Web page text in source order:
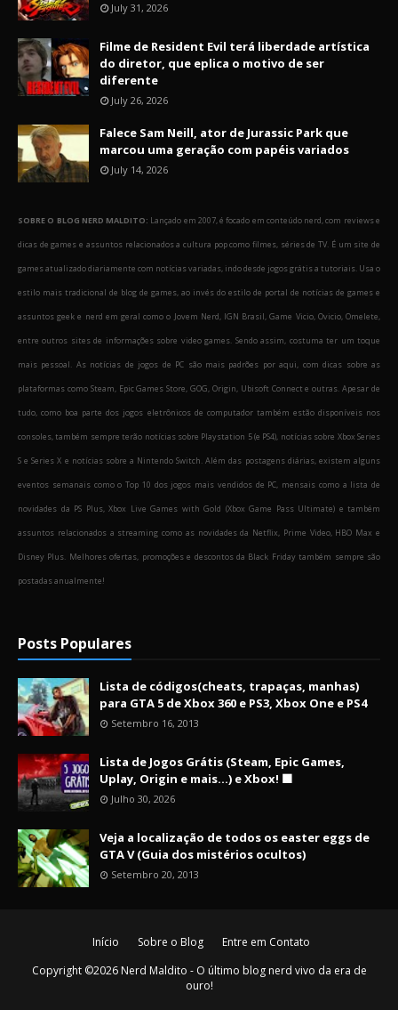
July 31, 2026
Filme de Resident Evil terá liberdade artística
do diretor, que eplica o motivo de ser
diferente
July 26, 2026
Falece Sam Neill, ator de Jurassic Park que
marcou uma geração com papéis variados
July 14, 2026
SOBRE O BLOG NERD MALDITO: Lançado em 2007, é focado em conteúdo nerd, com reviews e
dicas de games e assuntos relacionados a cultura pop como filmes, séries de TV. É um site de
games atualizado diariamente com notícias variadas, indo desde jogos grátis a tutoriais. Usa o
estilo mais tradicional de blog de games, ao invés do estilo de portal de notícias de games e
assuntos geek e nerd em geral como o Jovem Nerd, IGN Brasil, Game Vicio, Ovicio, Omelete,
entre outros sites de informações sobre video games. Sendo assim, costuma ter um toque
mais pessoal. As notícias de jogos de PC são mais padrões por aqui, com dicas sobre as
plataformas como Steam, Epic Games Store, GOG, Origin, Ubisoft Connect e outras. Apesar de
tudo, como boa parte dos jogos eletrônicos de computador também estão disponíveis nos
consoles, também sempre terão notícias sobre Playstation 5 (e PS4), notícias sobre Xbox Series
S e Series X e notícias sobre a Nintendo Switch. Além das postagens diárias, existem alguns
eventos semanais como o Top 10 dos jogos mais vendidos de PC, mensais como a lista de
novidades da PS Plus, Xbox Live Games with Gold (Xbox Game Pass Ultimate) e também
assuntos relacionados a streaming como as novidades da Netflix, Prime Video, HBO Max e
Disney Plus. Melhores ofertas, promoções e descontos da Black Friday também sempre são
postadas anualmente!
Posts Populares
Lista de códigos(cheats, trapaças, manhas)
para GTA 5 de Xbox 360 e PS3, Xbox One e PS4
Setembro 16, 2013
Lista de Jogos Grátis (Steam, Epic Games,
Uplay, Origin e mais...) e Xbox! 🟩
Julho 30, 2026
Veja a localização de todos os easter eggs de
GTA V (Guia dos mistérios ocultos)
Setembro 20, 2013
Início Sobre o Blog
Entre em Contato
Copyright ©2026 Nerd Maldito - O último blog nerd vivo da era de
ouro!